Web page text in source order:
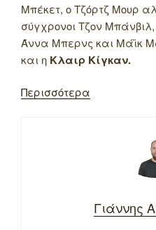
Μπέκετ, ο Τζόρτζ Μουρ
σύγχρονοι Τζον Μπάνβιλ,
Άννα Μπερνς και Μάϊκ
και η Κλαιρ Κίγκαν.
Περισσότερα
Γιάννης